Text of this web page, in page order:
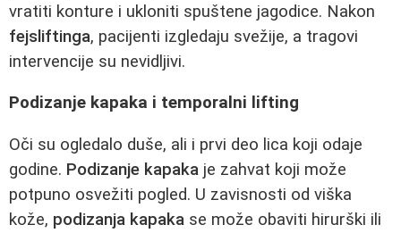
vratiti konture i ukloniti spuštene jagodice. Nakon
fejsliftinga, pacijenti izgledaju svežije, a tragovi
intervencije su nevidljivi.
Podizanje kapaka i temporalni lifting
Oči su ogledalo duše, ali i prvi deo lica koji odaje
godine. Podizanje kapaka je zahvat koji može
potpuno osvežiti pogled. U zavisnosti od viška
kože, podizanja kapaka se može obaviti hirurški ili